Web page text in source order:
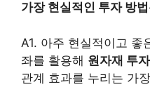
가장 현실적인 투자 방
A1. 아주 현실적이고 좋
좌를 활용해 원자재 투자
관계 효과를 누리는 가